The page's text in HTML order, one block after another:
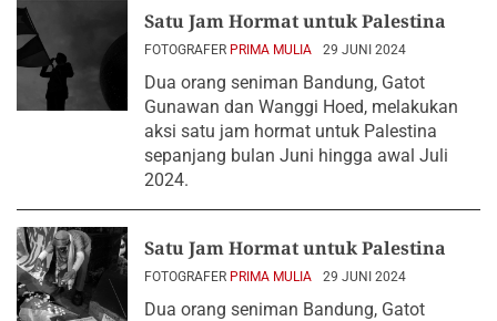
Satu Jam Hormat untuk Palestina
FOTOGRAFER PRIMA MULIA 29 JUNI 2024
Dua orang seniman Bandung, Gatot
Gunawan dan Wanggi Hoed, melakukan
aksi satu jam hormat untuk Palestina
sepanjang bulan Juni hingga awal Juli
2024.
Satu Jam Hormat untuk Palestina
FOTOGRAFER PRIMA MULIA 29 JUNI 2024
Dua orang seniman Bandung, Gatot